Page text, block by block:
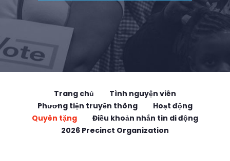
Trang chủ
Tình nguyện viên
Phương tiện truyền thông
Hoạt động
Quyên tặng
Điều khoản nhắn tin di động
2026 Precinct Organization